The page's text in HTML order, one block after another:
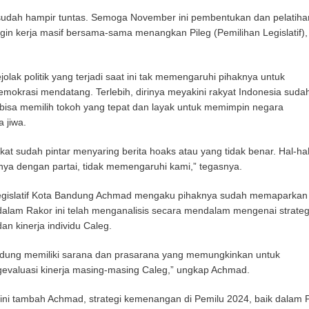
hampir tuntas. Semoga November ini pembentukan dan
kerja masif bersama-sama menangkan Pileg (Pemilihan Legislatif),
politik yang terjadi saat ini tak memengaruhi pihaknya untuk
mendatang. Terlebih, dirinya meyakini rakyat Indonesia
memilih tokoh yang tepat dan layak untuk memimpin negara
jiwa.
sudah pintar menyaring berita hoaks atau yang tidak benar. Hal-hal
dengan partai, tidak memengaruhi kami,” tegasnya.
Kota Bandung Achmad mengaku pihaknya sudah memaparkan
Rakor ini telah menganalisis secara mendalam mengenai
kinerja individu Caleg.
memiliki sarana dan prasarana yang memungkinkan untuk
kinerja masing-masing Caleg,” ungkap Achmad.
tambah Achmad, strategi kemenangan di Pemilu 2024, baik dalam